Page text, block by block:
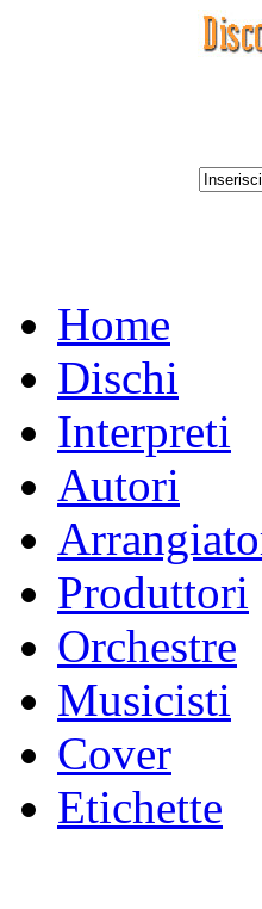
Home
Dischi
Interpreti
Autori
Produttori
Orchestre
Musicisti
Cover
Etichette